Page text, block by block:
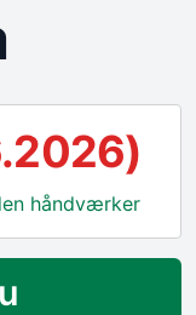
håndværker